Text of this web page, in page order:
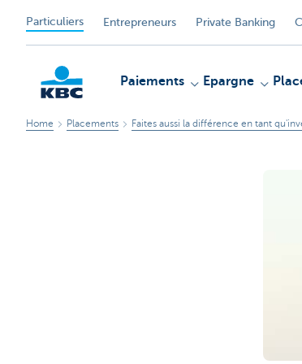
Particuliers Entrepreneurs Private Banking
Paiements Epargne
Home Placements Faites aussi la différence en tant